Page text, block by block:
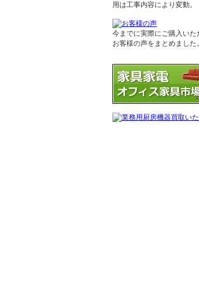
用は工事内容により変動。
今までに実際にご購入いた
お客様の声をまとめました。